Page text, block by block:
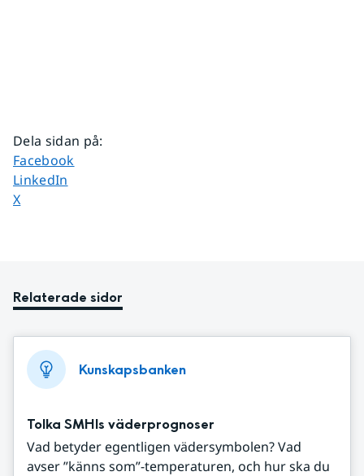
Dela sidan på:
Dela sidan på
Facebook
Dela sidan på
LinkedIn
Dela sidan på
X
Relaterade sidor
Kunskapsbanken
Tolka SMHIs väderprognoser
Vad betyder egentligen vädersymbolen? Vad
avser ”känns som”-temperaturen, och hur ska du